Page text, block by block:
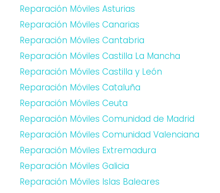
Reparación Móviles Asturias
Reparación Móviles Canarias
Reparación Móviles Cantabria
Reparación Móviles Castilla La Mancha
Reparación Móviles Castilla y León
Reparación Móviles Cataluña
Reparación Móviles Ceuta
Reparación Móviles Comunidad de Madrid
Reparación Móviles Comunidad Valenciana
Reparación Móviles Extremadura
Reparación Móviles Galicia
Reparación Móviles Islas Baleares